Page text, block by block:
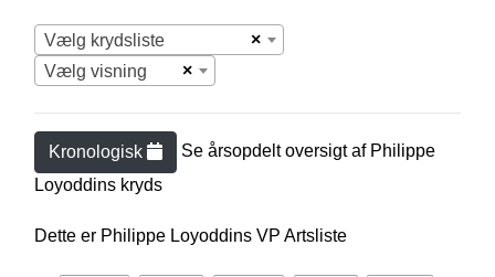
×
Vælg krydsliste
×
Vælg visning
Kronologisk Se årsopdelt oversigt af Philippe
Loyoddins kryds
Dette er Philippe Loyoddins VP Artsliste